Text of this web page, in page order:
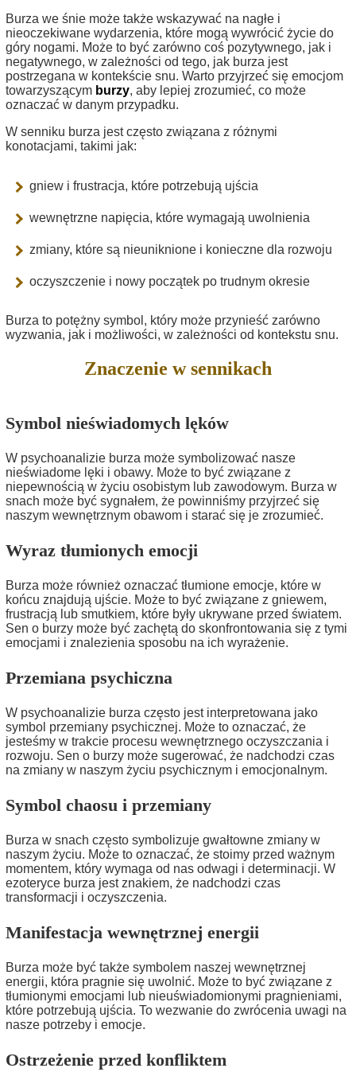
Burza we śnie może także wskazywać na nagłe i
nieoczekiwane wydarzenia, które mogą wywrócić życie do
góry nogami. Może to być zarówno coś pozytywnego, jak i
negatywnego, w zależności od tego, jak burza jest
postrzegana w kontekście snu. Warto przyjrzeć się emocjom
towarzyszącym burzy, aby lepiej zrozumieć, co może
oznaczać w danym przypadku.
W senniku burza jest często związana z różnymi
konotacjami, takimi jak:
gniew i frustracja, które potrzebują ujścia
wewnętrzne napięcia, które wymagają uwolnienia
zmiany, które są nieuniknione i konieczne dla rozwoju
oczyszczenie i nowy początek po trudnym okresie
Burza to potężny symbol, który może przynieść zarówno
wyzwania, jak i możliwości, w zależności od kontekstu snu.
Znaczenie w sennikach
Symbol nieświadomych lęków
W psychoanalizie burza może symbolizować nasze
nieświadome lęki i obawy. Może to być związane z
niepewnością w życiu osobistym lub zawodowym. Burza w
snach może być sygnałem, że powinniśmy przyjrzeć się
naszym wewnętrznym obawom i starać się je zrozumieć.
Wyraz tłumionych emocji
Burza może również oznaczać tłumione emocje, które w
końcu znajdują ujście. Może to być związane z gniewem,
frustracją lub smutkiem, które były ukrywane przed światem.
Sen o burzy może być zachętą do skonfrontowania się z tymi
emocjami i znalezienia sposobu na ich wyrażenie.
Przemiana psychiczna
W psychoanalizie burza często jest interpretowana jako
symbol przemiany psychicznej. Może to oznaczać, że
jesteśmy w trakcie procesu wewnętrznego oczyszczania i
rozwoju. Sen o burzy może sugerować, że nadchodzi czas
na zmiany w naszym życiu psychicznym i emocjonalnym.
Symbol chaosu i przemiany
Burza w snach często symbolizuje gwałtowne zmiany w
naszym życiu. Może to oznaczać, że stoimy przed ważnym
momentem, który wymaga od nas odwagi i determinacji. W
ezoteryce burza jest znakiem, że nadchodzi czas
transformacji i oczyszczenia.
Manifestacja wewnętrznej energii
Burza może być także symbolem naszej wewnętrznej
energii, która pragnie się uwolnić. Może to być związane z
tłumionymi emocjami lub nieuświadomionymi pragnieniami,
które potrzebują ujścia. To wezwanie do zwrócenia uwagi na
nasze potrzeby i emocje.
Ostrzeżenie przed konfliktem